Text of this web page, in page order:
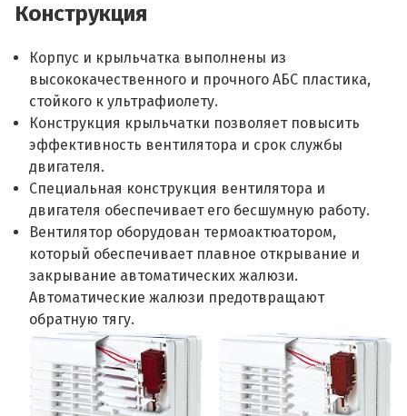
Конструкция
Корпус и крыльчатка выполнены из
высококачественного и прочного АБС пластика,
стойкого к ультрафиолету.
Конструкция крыльчатки позволяет повысить
эффективность вентилятора и срок службы
двигателя.
Специальная конструкция вентилятора и
двигателя обеспечивает его бесшумную работу.
Вентилятор оборудован термоактюатором,
который обеспечивает плавное открывание и
закрывание автоматических жалюзи.
Автоматические жалюзи предотвращают
обратную тягу.